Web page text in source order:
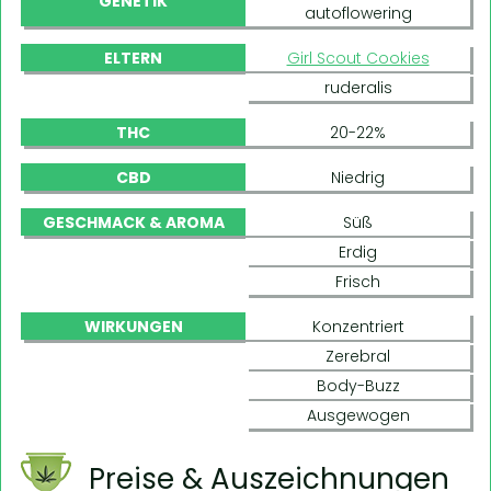
autoflowering
ELTERN
Girl Scout Cookies
ruderalis
THC 20-22%
CBD Niedrig
GESCHMACK & AROMA
Süß
Erdig
Frisch
WIRKUNGEN
Konzentriert
Zerebral
Body-Buzz
Ausgewogen
Preise & Auszeichnungen